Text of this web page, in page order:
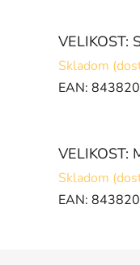
VELIKOST:
Skladom
EAN:
VELIKOST:
Skladom
EAN: